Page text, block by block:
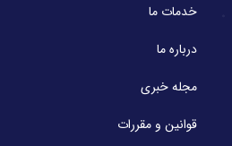
خدمات ما
درباره ما
مجله خبری
قوانین و مقررات